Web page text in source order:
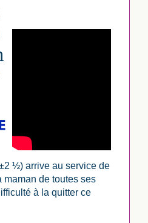
½) arrive au service de
maman de toutes ses
à la quitter ce